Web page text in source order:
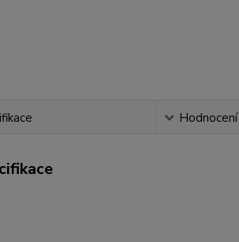
Hodnocení